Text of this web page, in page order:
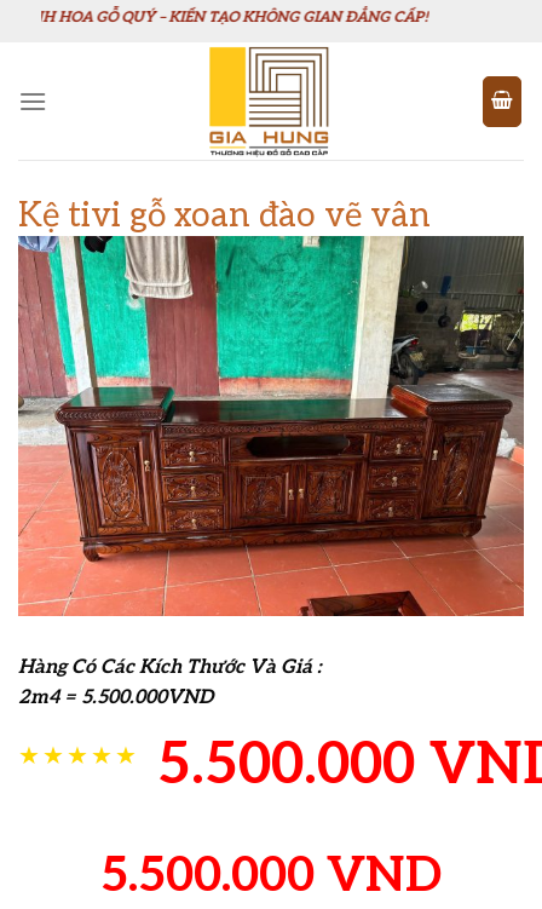
Chuyển
dung
GỖ QUÝ – KIẾN TẠO KHÔNG GIAN ĐẲNG CẤP!
Kệ tivi gỗ xoan đào vẽ vân
Hàng Có Các Kích Thước Và Giá :
2m4 = 5.500.000VND
★★★★★ 5.500.000
5.500.000 VND